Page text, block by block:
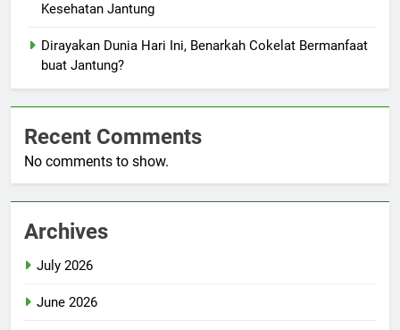
Kesehatan Jantung
Dirayakan Dunia Hari Ini, Benarkah Cokelat Bermanfaat
buat Jantung?
Recent Comments
No comments to show.
Archives
July 2026
June 2026